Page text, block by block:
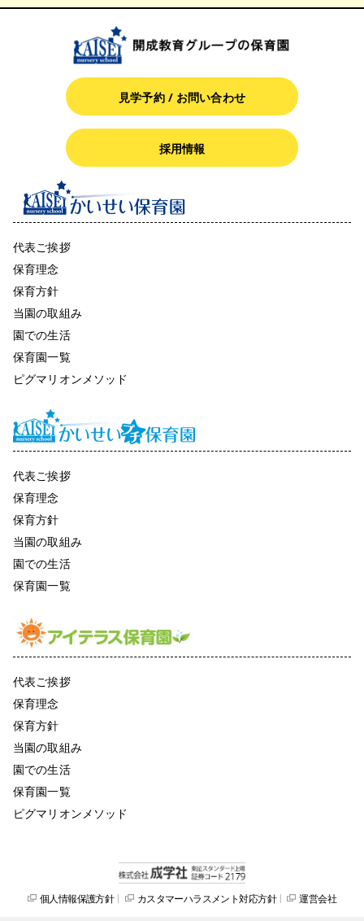
見学予約 / お問い合わせ
採用情報
代表ご挨拶
保育理念
保育方針
当園の取組み
園での生活
保育園一覧
ピグマリオンメソッド
代表ご挨拶
保育理念
保育方針
当園の取組み
園での生活
保育園一覧
代表ご挨拶
保育理念
保育方針
当園の取組み
園での生活
保育園一覧
ピグマリオンメソッド
個人情報保護方針 カスタマーハラスメント対応方針 運営会社